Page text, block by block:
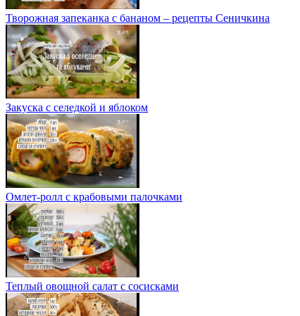
Творожная запеканка с бананом – рецепты Сеничкина
Закуска с селедкой и яблоком
Омлет-ролл с крабовыми палочками
Теплый овощной салат с сосисками